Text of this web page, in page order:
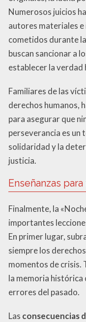
Numerosos juicios
autores materiales
cometidos durante
buscan sancionar a
establecer la verdad
Familiares de las
derechos humanos,
para asegurar que
perseverancia es un
solidaridad y la
justicia.
Enseñanzas
Finalmente, la
importantes
En primer lugar,
siempre los
momentos de crisis.
la memoria
errores del pasado.
Las consecuencias